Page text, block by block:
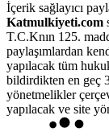
İçerik sağlayıcı
Katmulkiyeti.com
T.C.Knın 125.
paylaşımlardan
yapılacak tüm
bildirdikten en geç
yönetmelikler
yapılacak ve site